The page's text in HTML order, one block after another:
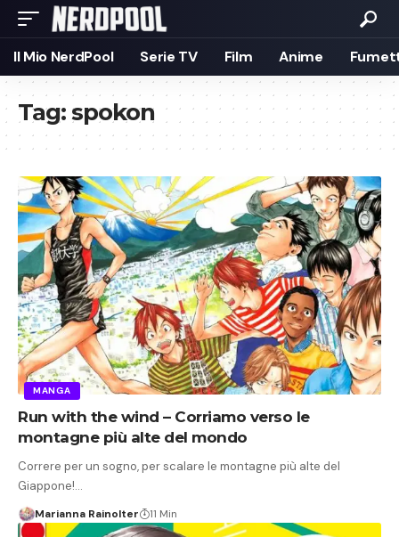
Il Mio NerdPool Serie TV Film Anime
Tag:spokon
MANGA
Run with the wind – Corriamo verso le
montagne più alte del mondo
Correre per un sogno, per scalare le montagne più alte del
Giappone!…
Marianna Rainolter 11 Min